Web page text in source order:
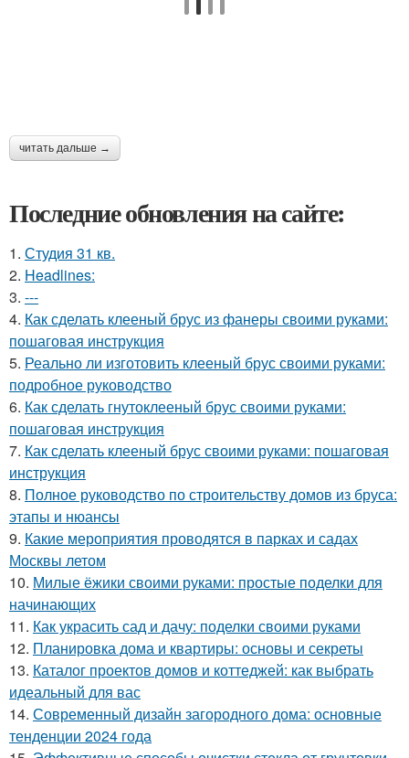
читать дальше →
Последние обновления на сайте:
1. Студия 31 кв.
2. Headlines:
3. ---
4. Как сделать клееный брус из фанеры своими руками:
пошаговая инструкция
5. Реально ли изготовить клееный брус своими руками:
подробное руководство
6. Как сделать гнутоклееный брус своими руками:
пошаговая инструкция
7. Как сделать клееный брус своими руками: пошаговая
инструкция
8. Полное руководство по строительству домов из бруса:
этапы и нюансы
9. Какие мероприятия проводятся в парках и садах
Москвы летом
10. Милые ёжики своими руками: простые поделки для
начинающих
11. Как украсить сад и дачу: поделки своими руками
12. Планировка дома и квартиры: основы и секреты
13. Каталог проектов домов и коттеджей: как выбрать
идеальный для вас
14. Современный дизайн загородного дома: основные
тенденции 2024 года